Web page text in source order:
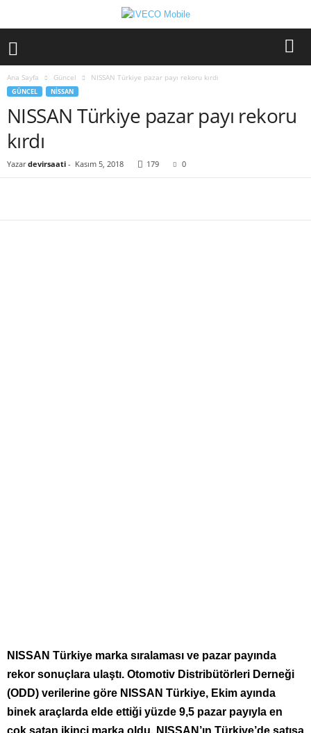
Ana Sayfa Güncel NISSAN Türkiye pazar payı rekoru kırdı
GÜNCEL NISSAN
NISSAN Türkiye pazar payı rekoru
kırdı
Yazar devirsaati - Kasım 5, 2018 179 0
NISSAN Türkiye marka sıralaması ve pazar payında
rekor sonuçlara ulaştı. Otomotiv Distribütörleri Derneği
(ODD) verilerine göre NISSAN Türkiye, Ekim ayında
binek araçlarda elde ettiği yüzde 9,5 pazar payıyla en
çok satan ikinci marka oldu. NISSAN’ın Türkiye’de satışa